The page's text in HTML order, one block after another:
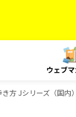
ウェブ
き方 Jシリーズ（国内